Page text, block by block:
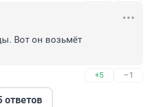
Вот он возьмёт
+5 –1
ответов